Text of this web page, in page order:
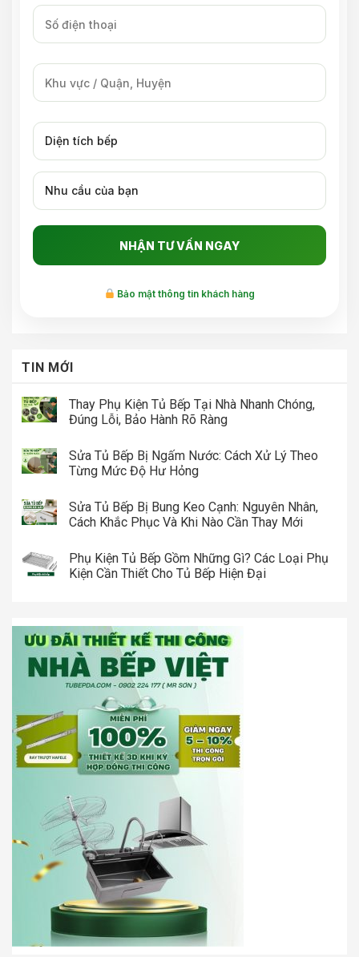
Bảo mật thông tin khách hàng
TIN MỚI
Thay Phụ Kiện Tủ Bếp Tại Nhà Nhanh Chóng,
Đúng Lỗi, Bảo Hành Rõ Ràng
Sửa Tủ Bếp Bị Ngấm Nước: Cách Xử Lý Theo
Từng Mức Độ Hư Hỏng
Sửa Tủ Bếp Bị Bung Keo Cạnh: Nguyên Nhân,
Cách Khắc Phục Và Khi Nào Cần Thay Mới
Phụ Kiện Tủ Bếp Gồm Những Gì? Các Loại Phụ
Kiện Cần Thiết Cho Tủ Bếp Hiện Đại